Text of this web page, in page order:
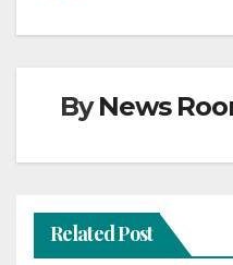
ByNews
Related Post